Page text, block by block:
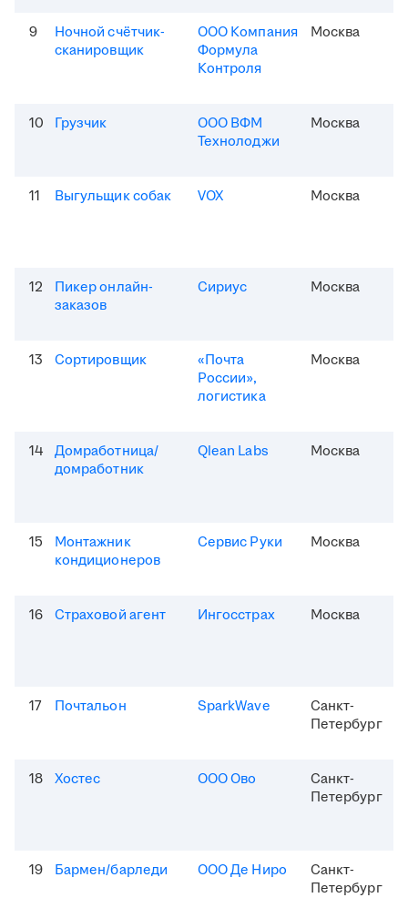
9
Ночной счётчик-
сканировщик
ООО Компания
Формула
Контроля
Москва
10 Грузчик
ООО ВФМ
Технолоджи
Москва
11 Выгульщик собак VOX Москва
12
Пикер онлайн-
заказов
Сириус Москва
13 Сортировщик
«Почта
России»,
логистика
Москва
14
Домработница/
домработник
Qlean Labs Москва
15
Монтажник
кондиционеров
Сервис Руки Москва
16 Страховой агент Ингосстрах Москва
17 Почтальон SparkWave
Санкт-
Петербург
18 Хостес ООО Ово
Санкт-
Петербург
19 Бармен/барледи ООО Де Ниро
Санкт-
Петербург